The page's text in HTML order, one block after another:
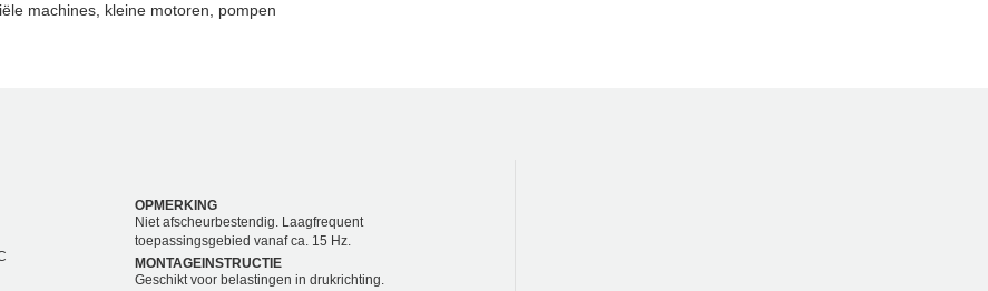
machines, kleine motoren, pompen
OPMERKING
Niet afscheurbestendig. Laagfrequent
toepassingsgebied vanaf ca. 15 Hz.
MONTAGEINSTRUCTIE
Geschikt voor belastingen in drukrichting.